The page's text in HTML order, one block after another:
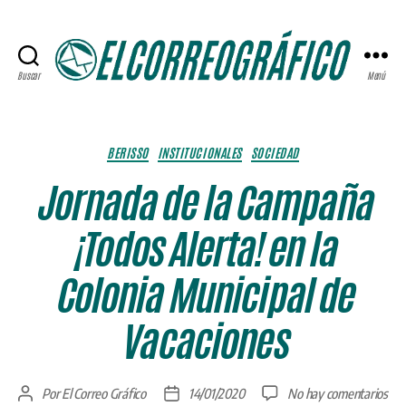
Buscar Menú
Categorías
BERISSO INSTITUCIONALES SOCIEDAD
Jornada de la Campaña
¡Todos Alerta! en la
Colonia Municipal de
Vacaciones
AutorPorEl Correo Gráfico
Fecha14/01/2020 No hay comentariosen